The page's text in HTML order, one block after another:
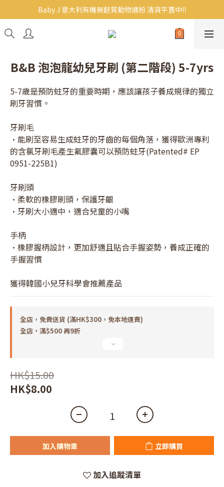
Baby J 意大利有機無麩質動物通粉 清貨平賣中!!
Baby J 意大利有機無麩質動物通粉 清貨平賣中!!
BB主食/幼兒食品現貨｜滿$300免運｜滿$500再9折
Baby J 意大利有機無麩質動物通粉 清貨平賣中!!
B&B 泡泡龍幼兒牙刷 (第二階段) 5-7yrs
5-7歲是預防蛀牙的重要時期，應該讓孩子養成規律的獨立
刷牙習慣。
牙刷毛
•能刷至容易生成蛀牙的牙齒的每個角落，獲得歐洲專利
的含氯牙刷毛產生氟膠囊可以預防蛀牙(Patented# EP
0951-225B1)
牙刷頭
•柔軟的橡膠刷頭，保護牙齦
•牙刷大小適中，適合兒童的小嘴
手柄
•橡膠握柄設計，更加舒適且貼合手握姿勢，養成正確的
手握習慣
獲得韓國小兒牙科學會推薦產品
全店，免費送貨 (滿HK$300，免本地運費)
全店，滿$500 再9折
HK$15.00
HK$8.00
加入購物車 立即購買
加入追蹤清單